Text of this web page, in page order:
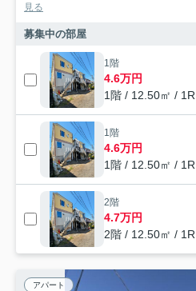
見る
募集中の部屋
1階
4.6万円
1階 / 12.50㎡ / 1R
1階
4.6万円
1階 / 12.50㎡ / 1R
2階
4.7万円
2階 / 12.50㎡ / 1R
アパート